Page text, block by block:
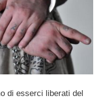
di esserci liberati del